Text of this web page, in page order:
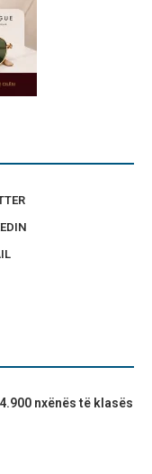
nxënës të klasës